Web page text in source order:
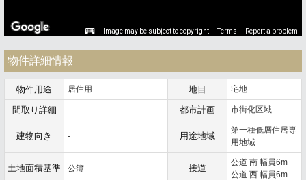
Image may be subject to copyright Terms Report a problem
物件詳細情報
物件用途 居住用 地目 宅地
間取り詳細 - 都市計画 市街化区域
建物向き - 用途地域
第一種低層住居専
用地域
土地面積基準 公簿 接道
公道 南 幅員6m
公道 西 幅員6m